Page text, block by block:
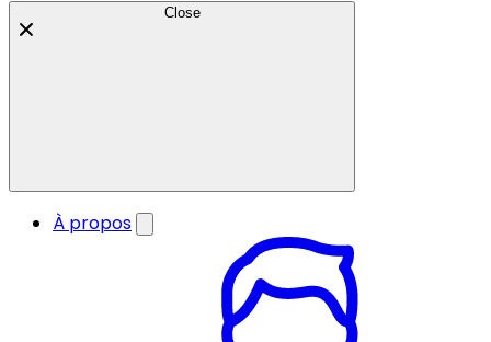
Close
À propos